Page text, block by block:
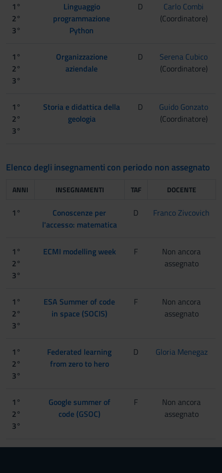
1°
2°
3°
Linguaggio
programmazione
Python
D
Carlo Combi
(Coordinatore)
1°
2°
3°
Organizzazione
aziendale
D
Serena Cubico
(Coordinatore)
1°
2°
3°
Storia e didattica della
geologia
D
Guido Gonzato
(Coordinatore)
Elenco degli insegnamenti con periodo non assegnato
ANNI INSEGNAMENTI TAF DOCENTE
1°
Conoscenze per
l'accesso: matematica
D Franco Zivcovich
1°
2°
3°
ECMI modelling week F
Non ancora
assegnato
1°
2°
3°
ESA Summer of code
in space (SOCIS)
F
Non ancora
assegnato
1°
2°
3°
Federated learning
from zero to hero
D Gloria Menegaz
1°
2°
3°
Google summer of
code (GSOC)
F
Non ancora
assegnato